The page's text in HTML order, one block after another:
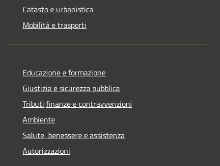
Catasto e urbanistica
Mobilità e trasporti
Educazione e formazione
Giustizia e sicurezza pubblica
Tributi,finanze e contravvenzioni
Ambiente
Salute, benessere e assistenza
Autorizzazioni